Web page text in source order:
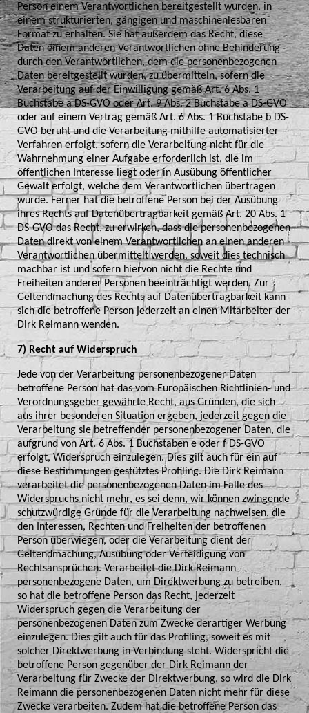
Person einem Verantwortlichen bereitgestellt wurden, in
einem strukturierten, gängigen und maschinenlesbaren
Format zu erhalten. Sie hat außerdem das Recht, diese
Daten einem anderen Verantwortlichen ohne Behinderung
durch den Verantwortlichen, dem die personenbezogenen
Daten bereitgestellt wurden, zu übermitteln, sofern die
Verarbeitung auf der Einwilligung gemäß Art. 6 Abs. 1
Buchstabe a DS-GVO oder Art. 9 Abs. 2 Buchstabe a DS-GVO
oder auf einem Vertrag gemäß Art. 6 Abs. 1 Buchstabe b DS-
GVO beruht und die Verarbeitung mithilfe automatisierter
Verfahren erfolgt, sofern die Verarbeitung nicht für die
Wahrnehmung einer Aufgabe erforderlich ist, die im
öffentlichen Interesse liegt oder in Ausübung öffentlicher
Gewalt erfolgt, welche dem Verantwortlichen übertragen
wurde. Ferner hat die betroffene Person bei der Ausübung
ihres Rechts auf Datenübertragbarkeit gemäß Art. 20 Abs. 1
DS-GVO das Recht, zu erwirken, dass die personenbezogenen
Daten direkt von einem Verantwortlichen an einen anderen
Verantwortlichen übermittelt werden, soweit dies technisch
machbar ist und sofern hiervon nicht die Rechte und
Freiheiten anderer Personen beeinträchtigt werden. Zur
Geltendmachung des Rechts auf Datenübertragbarkeit kann
sich die betroffene Person jederzeit an einen Mitarbeiter der
Dirk Reimann wenden.
7) Recht auf Widerspruch
Jede von der Verarbeitung personenbezogener Daten
betroffene Person hat das vom Europäischen Richtlinien- und
Verordnungsgeber gewährte Recht, aus Gründen, die sich
aus ihrer besonderen Situation ergeben, jederzeit gegen die
Verarbeitung sie betreffender personenbezogener Daten, die
aufgrund von Art. 6 Abs. 1 Buchstaben e oder f DS-GVO
erfolgt, Widerspruch einzulegen. Dies gilt auch für ein auf
diese Bestimmungen gestütztes Profiling. Die Dirk Reimann
verarbeitet die personenbezogenen Daten im Falle des
Widerspruchs nicht mehr, es sei denn, wir können zwingende
schutzwürdige Gründe für die Verarbeitung nachweisen, die
den Interessen, Rechten und Freiheiten der betroffenen
Person überwiegen, oder die Verarbeitung dient der
Geltendmachung, Ausübung oder Verteidigung von
Rechtsansprüchen. Verarbeitet die Dirk Reimann
personenbezogene Daten, um Direktwerbung zu betreiben,
so hat die betroffene Person das Recht, jederzeit
Widerspruch gegen die Verarbeitung der
personenbezogenen Daten zum Zwecke derartiger Werbung
einzulegen. Dies gilt auch für das Profiling, soweit es mit
solcher Direktwerbung in Verbindung steht. Widerspricht die
betroffene Person gegenüber der Dirk Reimann der
Verarbeitung für Zwecke der Direktwerbung, so wird die Dirk
Reimann die personenbezogenen Daten nicht mehr für diese
Zwecke verarbeiten. Zudem hat die betroffene Person das